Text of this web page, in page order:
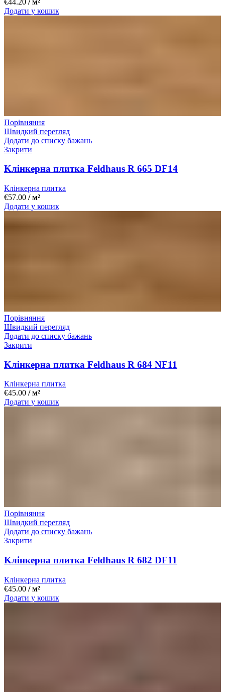
Додати у кошик
Порівняння
Швидкий перегляд
Додати до списку бажань
Закрити
Kлінкерна плитка Feldhaus R 665 DF14
Клінкерна плитка
€57.00 / м²
Додати у кошик
Порівняння
Швидкий перегляд
Додати до списку бажань
Закрити
Kлінкерна плитка Feldhaus R 684 NF11
Клінкерна плитка
€45.00 / м²
Додати у кошик
Порівняння
Швидкий перегляд
Додати до списку бажань
Закрити
Kлінкерна плитка Feldhaus R 682 DF11
Клінкерна плитка
€45.00 / м²
Додати у кошик